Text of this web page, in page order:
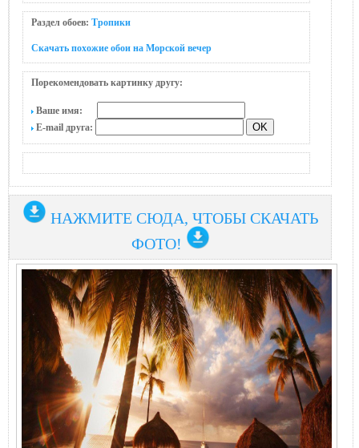
Раздел обоев: Тропики
Скачать похожие обои на Морской вечер
Порекомендовать картинку другу:
Ваше имя:
E-mail друга:
НАЖМИТЕ СЮДА, ЧТОБЫ СКАЧАТЬ
ФОТО!